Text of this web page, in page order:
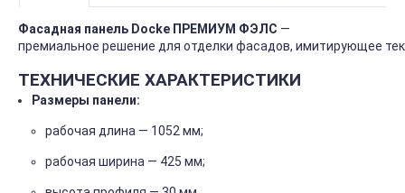
Фасадная панель Docke ПРЕМИУМ ФЭЛС —
премиальное решение для отделки фасадов, имитирующее
ТЕХНИЧЕСКИЕ ХАРАКТЕРИСТИКИ
Размеры панели:
рабочая длина — 1052 мм;
рабочая ширина — 425 мм;